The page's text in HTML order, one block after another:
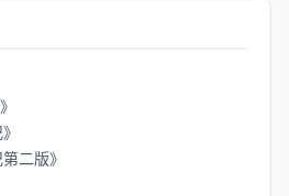
二版》